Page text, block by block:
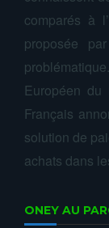
comparés à
proposée
Européen
Français
solution de
achats dans
ONEY AU